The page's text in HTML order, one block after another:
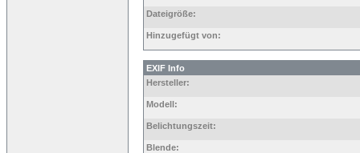
Dateigröße:
Hinzugefügt von:
EXIF Info
Hersteller:
Modell:
Belichtungszeit:
Blende: